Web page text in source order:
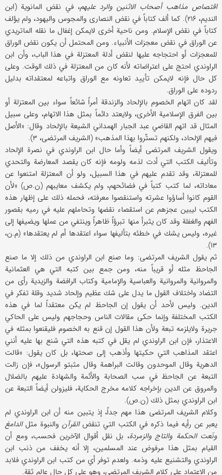
اقتصاص مذاهب أصحاب الاثنین والرد علیهم، في نقض المانویة (ابن
الندیم، ۲۱۶). كما ألف كتاباً في نقض النصاری والمجوس والیهود، ولم یؤلف
كتاباً في نقض الإسلام. ومن ناحیة أخری لایمكن إغفال ما نقله الماتریدي
عن الوراق في نقض معجزات الأنبیاء. ومن المحتمل أن یكون نقض الوراق
للمعجزات أو احتجاجه علیها لنقض أدلة المعتزلة في هذا الباب، وأن ابن
الراوندي احتج علی اعتراضاته لأنه كان من المعتزلة في ذلك الوقت. وعلی
كل حال فإنه لایمكن تأیید تعاونه مع الوراق واتباعه لمعتقداته بدلیل
ردوده علی الوراق.
لقد كان اتهام الخصوم بالإلحاد والزندقة أمراً شائعاً سواء بین المعتزلة أو
بین الفرق الإسلامیة الأخری، ولایعتد دائماً بمثل هذا الاتهام، وعلی سبیل
المثال قد اتهم القاضي عبد الجبار الهمداني الشیعة بالإلحاد وقال: «الأصل
فیهم الإلحاد، ولكنهم تستّروا بهذا المذهب» (الشریف المرتضی، ۳).
ویقول الشریف المرتضی أیضاً وأما حال ابن الراوندي في نصرة الإلحاد
وتألیف الكتب التي أدت لذمه ولومه فإنه كان یقصد المعارضة والتحدي
للمعتزلة، وقد تقدم علیهم في هذا السبیل، ولو أن المعتزلة امتنعوا عن
معاداته، لما كتب كتباً في فضائحهم، ولم یكشف معایبهم (ن.ص) «لأن
القوم كانوا أساؤوا عشرته واستنقصوا معرفته، فحمله ذلك علی إظهار هذه
الكتب لیبین عجزهم عن استقصاء نقضها وتحاملهم علیه في رمیه بقصور
الفهم والغفلة وقد كان یثبرأ منها تبرؤاً ظاهراً وینتفي من عملها ویضیفها إلی
غیره، ولیس یشك في خطئه بتألیفها سواء اعتقدها أم لم یعتقدها» (م.ن،
۱۳).
ثم یقول الشریف المرتضی: وما صنع ابن الراوندي من ذلك إلا ما صنع
الجاحظ مثله أو قریباً منه، ومن جمع بین كتبه التي هي العثمانیة
والمروانیة والمروانیة والعباسیة والإمامیة وكتاب الرافضة والزیدیة رأی من
التضاد واختلاف القول ما یدل علی شك عظیم وإلحاد شدید وقلة تفكر في
الدین. ولیس لأحد أن یقول إن الجاحظ لم یكن معتقداً لما في هذه
الكتب المختلفة وإنما حكی مقالات الناس وحجاجهم ولیس علی الحاكي
جریرة ولایلزمه تبعة ولأن هذا القول إن قنع به الخصوم فلیقنعوا بمثله في
الاعتذار، فإن ابن الراوندي لم یقل في كتبه هذه التي شنع بها علیه أنني
اعتقد المذاهب التي حكیتها وأذهب إلی صحتها، بل كان یقول: «قالت
الدهریة وقال الموحدون وقالت البراهمة وقال مثبتو الرسول»، فإن زالت
التبعة عن الجاحظ في سب الصحابة والأئمة والشهادة علیهم بالضلال
والمروق عن ‌الدین بإخراجه كلامه مخرج الحكایة، فلیزولن أیضاً التبعة عن
ابن الراوندي بمثل ذلك (ن.ص).
وكلام الشریف المرتضی هذا مهم جداً، إذ یتبین منه أن ابن الراوندي لم
یعبر عن رأیه فیما ذكره في الكتب التي تنقضالقرآن والنبوة مثلالدامغ
ونَعت الحكمة والتاج والزمردة، بل نقل أقوال الآخرین فحسب، ومع أن
القیام بمثل هذا مرفوض عند المسلمین، إلا أنه یخفف من ذنب ابن
الراوندي والتشنیع علیه وذمه. ولعدم توفر أي من كتب ابن الراوندي فلابد
من الاعتماد علی كلام الشریف المرتضی، وهو علی كل حال عالم ثقة.